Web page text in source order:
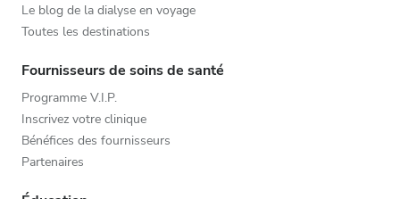
Le blog de la dialyse en voyage
Toutes les destinations
Fournisseurs de soins de santé
Programme V.I.P.
Inscrivez votre clinique
Bénéfices des fournisseurs
Partenaires